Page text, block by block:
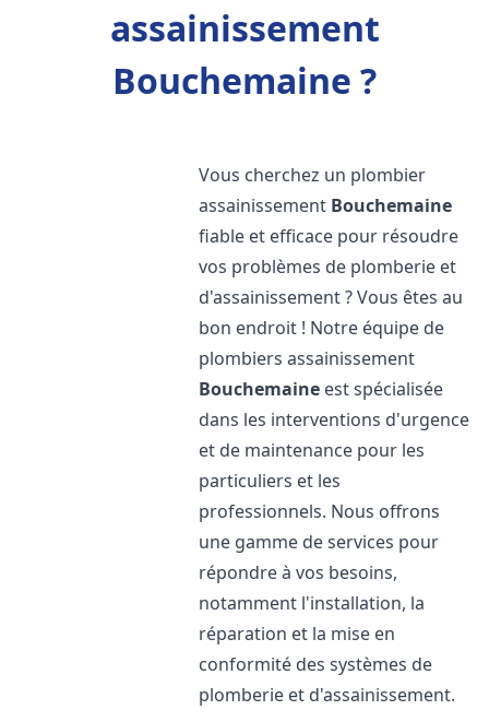
assainissement
Bouchemaine ?
Vous cherchez un plombier
assainissement Bouchemaine
fiable et efficace pour résoudre
vos problèmes de plomberie et
d'assainissement ? Vous êtes au
bon endroit ! Notre équipe de
plombiers assainissement
Bouchemaine est spécialisée
dans les interventions d'urgence
et de maintenance pour les
particuliers et les
professionnels. Nous offrons
une gamme de services pour
répondre à vos besoins,
notamment l'installation, la
réparation et la mise en
conformité des systèmes de
plomberie et d'assainissement.